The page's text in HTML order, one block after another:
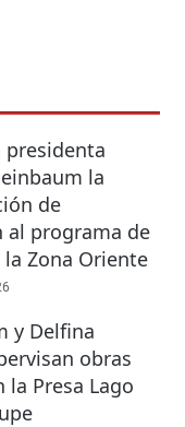
presidenta
la
de
al programa de
Zona Oriente
y Delfina
obras
la Presa Lago